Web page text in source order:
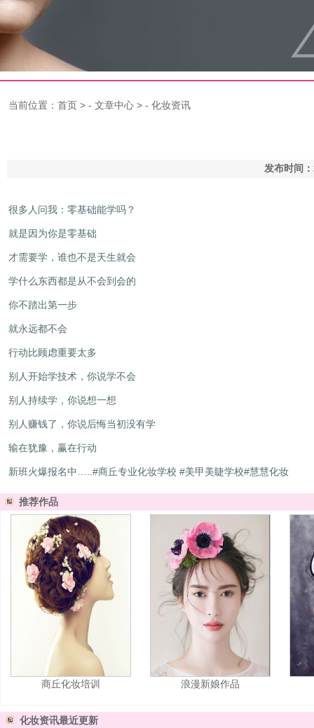
当前位置： 首页 > - 文章中心 > - 化妆资讯
发布时间
很多人问我：零基础能学吗？
就是因为你是零基础
才需要学，谁也不是天生就会
学什么东西都是从不会到会的
你不踏出第一步
就永远都不会
行动比顾虑重要太多
别人开始学技术，你说学不会
别人持续学，你说想一想
别人赚钱了，你说后悔当初没有学
输在犹豫，赢在行动
新班火爆报名中 ..#商丘专业化妆学校 #美甲美睫学校#慧慧化妆
推荐作品
商丘化妆培训 浪漫新娘作品
化妆资讯最近更新